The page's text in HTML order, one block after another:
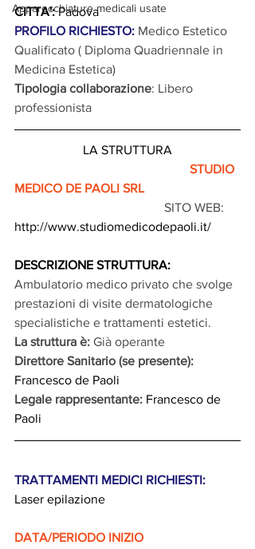
Apparecchiature medicali usate
CITTA': Padova
PROFILO RICHIESTO: Medico Estetico
Qualificato ( Diploma Quadriennale in
Medicina Estetica)
Tipologia collaborazione: Libero
professionista
LA STRUTTURA
MEDICO DE PAOLI SRL
                                               SITO WEB:
http://www.studiomedicodepaoli.it/
DESCRIZIONE STRUTTURA:
Ambulatorio medico privato che svolge
prestazioni di visite dermatologiche
specialistiche e trattamenti estetici.
La struttura è: Già operante
Direttore Sanitario (se presente):
Francesco de Paoli
Legale rappresentante: Francesco de
Paoli
TRATTAMENTI MEDICI RICHIESTI:
Laser epilazione
DATA/PERIODO INIZIO